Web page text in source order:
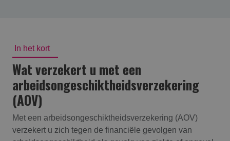
In het kort
Wat verzekert u met een
arbeidsongeschikt­heids­verzekering
(AOV)
Met een arbeidsongeschiktheidsverzekering (AOV)
verzekert u zich tegen de financiële gevolgen van